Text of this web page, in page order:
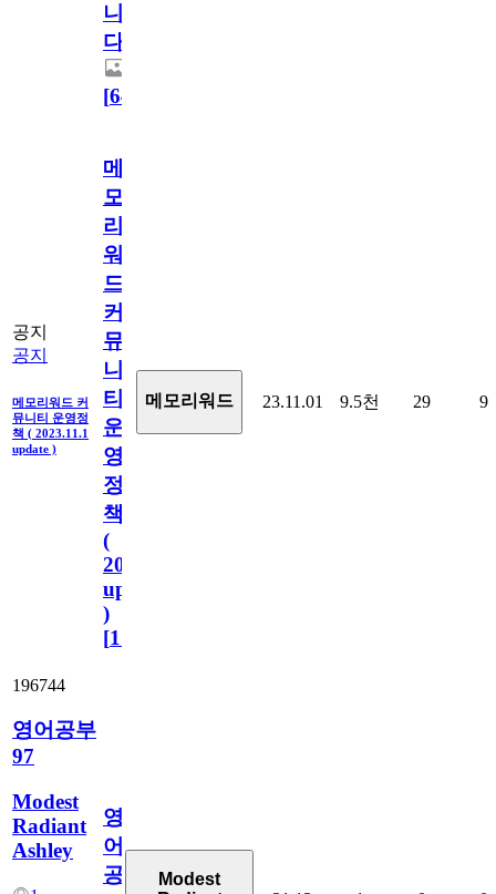
니
다.
[64
공지
공지
메모리워드 커
뮤니티 운영정
책 ( 2023.11.1
update )
메
모
리
워
드
커
뮤
니
티
운
영
정
책
(
2023.11.1
update
)
[110
메모리워드 23.11.01 9.5천 29 9
196744
영어공부
97
Modest
Radiant
Ashley
영
어
공
Modest